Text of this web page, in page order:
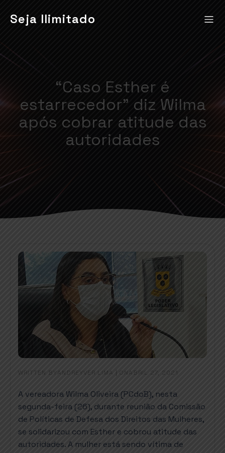
Seja Ilimitado
“Caso Esther é
estarrecedor” diz Wilma
após cobrar atitude das
autoridades
WRITTEN BY ANDREYVER LIMA ON ABRIL 27, 2021
A vereadora Wilma Oliveira (PCdoB), nesta
segunda-feira (26), durante reunião da Comissão
de Políticas de Defesa dos Direitos das Mulheres,
se solidarizou com Esther e cobrou atitude das
autoridades. A mulher está sendo vítima de